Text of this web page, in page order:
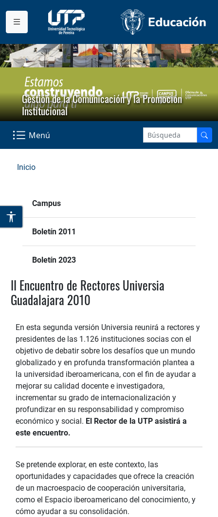
Gestión de la Comunicación y la Promoción
Institucional
Menú
Inicio
Campus
Boletín 2011
Boletín 2023
II Encuentro de Rectores Universia
Guadalajara 2010
En esta segunda versión Universia reunirá a rectores y
presidentes de las 1.126 instituciones socias con el
objetivo de debatir sobre los desafíos que un mundo
globalizado y en profunda transformación plantea a
la universidad iberoamericana, con el fin de ayudar a
mejorar su calidad docente e investigadora,
incrementar su grado de internacionalización y
profundizar en su responsabilidad y compromiso
económico y social. El Rector de la UTP asistirá a
este encuentro.
Se pretende explorar, en este contexto, las
oportunidades y capacidades que ofrece la creación
de un macroespacio de cooperación universitaria,
como el Espacio iberoamericano del conocimiento, y
cómo ayudar a su consolidación.